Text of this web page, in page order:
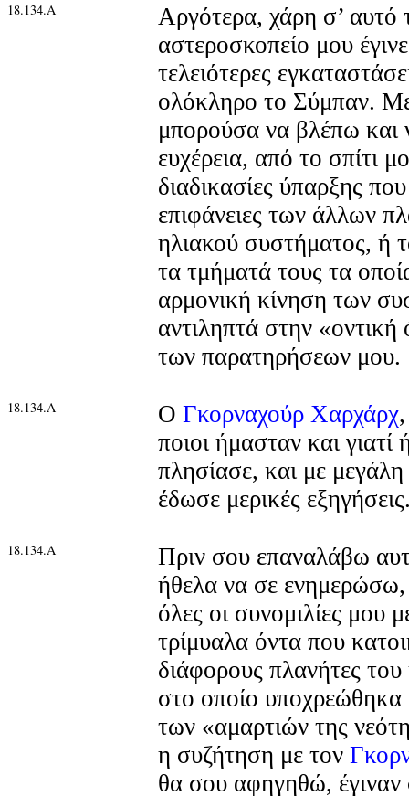
18.134.Α
Αργότερα, χάρη σ’ αυτό
αστεροσκοπείο μου
τελειότερες
ολόκληρο το Σύμπαν.
μπορούσα να βλέπω και
ευχέρεια, από το σπίτι
διαδικασίες ύπαρξης
επιφάνειες των άλλων
ηλιακού συστήματος, ή
τα τμήματά τους τα
αρμονική κίνηση των
αντιληπτά στην
των παρατηρήσεων μου.
18.134.Α Ο Γκορναχούρ Χαρχάρχ
ποιοι ήμασταν και γιατί
πλησίασε, και με
έδωσε μερικές
18.134.Α
Πριν σου επαναλάβω
ήθελα να σε ενημερώσω,
όλες οι συνομιλίες μου
τρίμυαλα όντα που
διάφορους πλανήτες
στο οποίο υποχρεώθηκα
των «αμαρτιών της
η συζήτηση με τον
θα σου αφηγηθώ, έγιναν